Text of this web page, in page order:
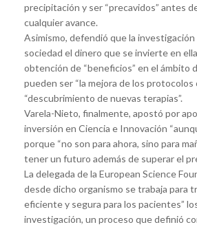
precipitación y ser “precavidos” antes
cualquier avance.
Asimismo, defendió que la
sociedad el dinero que se invierte en
obtención de “beneficios” en el ámbito
pueden ser “la mejora de los protocolos
“descubrimiento de nuevas terapias”.
Varela-Nieto, finalmente, apostó por
inversión en Ciencia e Innovación
porque “no son para ahora, sino para
tener un futuro además de superar el
La delegada de la European Science
desde dicho organismo se trabaja para
eficiente y segura para los pacientes”
investigación, un proceso que definió